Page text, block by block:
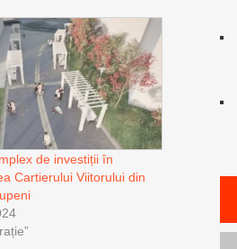
de investiții în
Cartierului Viitorului din